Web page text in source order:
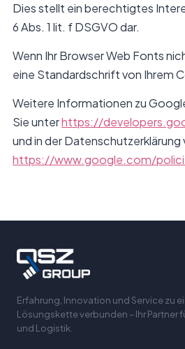
Dies stellt ein berechtigtes
6 Abs. 1 lit. f DSGVO dar.
Wenn Ihr Browser Web Fonts
eine Standardschrift von Ihrem
Weitere Informationen zu
Sie unterhttps://
und in der Datenschutzerklärung
https://www.google.com/
Erfahrung, Innovation und Service zu
Lösungskette verbunden – Ihr Partner
und Logistik.